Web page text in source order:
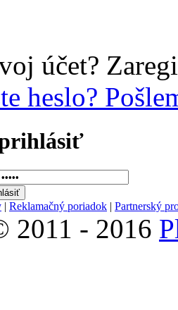
účet?
heslo?
prihlásiť
| Reklamačný poriadok | Partnerský
2011 - 2016